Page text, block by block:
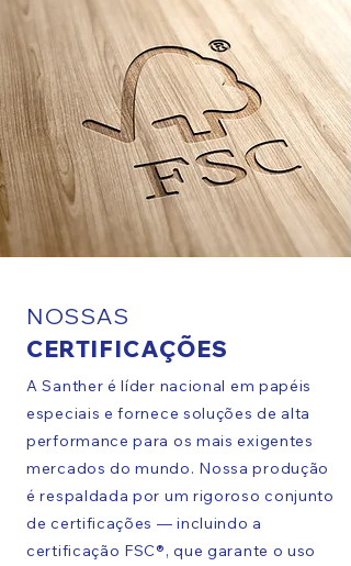
NOSSAS
CERTIFICAÇÕES
A Santher é líder nacional em papéis
especiais e fornece soluções de alta
performance para os mais exigentes
mercados do mundo. Nossa produção
é respaldada por um rigoroso conjunto
de certificações — incluindo a
certificação FSC®, que garante o uso